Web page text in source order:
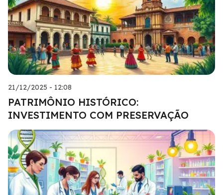
21/12/2025 - 12:08
PATRIMÔNIO HISTÓRICO:
INVESTIMENTO COM PRESERVAÇÃO